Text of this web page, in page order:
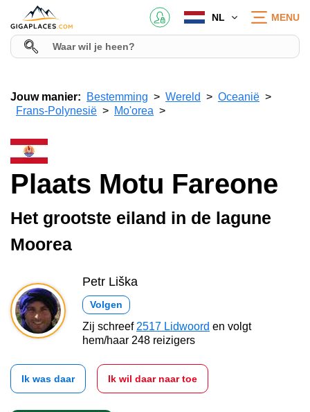
NL MENU
Jouw manier: Bestemming Wereld
Oceanië
Frans-Polynesië
Mo'orea
Plaats Motu Fareone
Het grootste eiland in de lagune
Moorea
Petr Liška
Volgen
Zij schreef 2517 Lidwoord en volgt
hem/haar 248 reizigers
Ik was daar Ik wil daar naar toe